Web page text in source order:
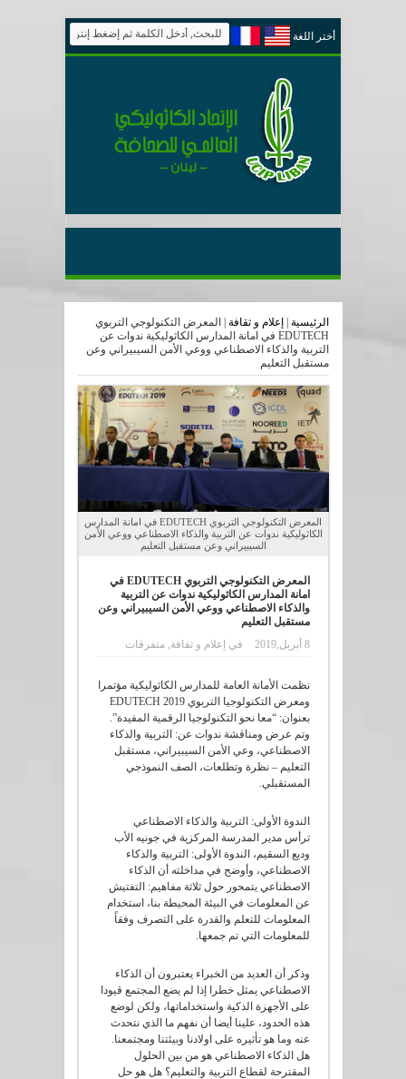
أختر اللغة
الرئيسية إعلام و ثقافة
المعرض التكنولوجي التربوي
EDUTECH في امانة المدارس الكاثوليكية ندوات عن
التربية والذكاء الاصطناعي ووعي الأمن السيبيراني وعن
مستقبل التعليم
المعرض التكنولوجي التربوي EDUTECH في امانة المدارس
الكاثوليكية ندوات عن التربية والذكاء الاصطناعي ووعي الأمن
السيبيراني وعن مستقبل التعليم
المعرض التكنولوجي التربوي EDUTECH في
امانة المدارس الكاثوليكية ندوات عن التربية
والذكاء الاصطناعي ووعي الأمن السيبيراني وعن
مستقبل التعليم
8 أبريل,2019
في إعلام و ثقافة ,متفرقات
نظمت الأمانة العامة للمدارس الكاثوليكية مؤتمرا
ومعرض التكنولوجيا التربوي EDUTECH 2019
بعنوان: “معا نحو التكنولوجيا الرقمية المفيدة”.
وتم عرض ومناقشة ندوات عن: التربية والذكاء
الاصطناعي، وعي الأمن السيبيراني، مستقبل
التعليم – نظرة وتطلعات، الصف النموذجي
المستقبلي.
الندوة الأولى: التربية والذكاء الاصطناعي
ترأس مدير المدرسة المركزية في جونيه الأب
وديع السقيم، الندوة الأولى: التربية والذكاء
الاصطناعي، وأوضح في مداخلته أن الذكاء
الاصطناعي يتمحور حول ثلاثة مفاهيم: التفتيش
عن المعلومات في البيئة المحيطة بنا، استخدام
المعلومات للتعلم والقدرة على التصرف وفقاً
للمعلومات التي تم جمعها.
وذكر أن العديد من الخبراء يعتبرون أن الذكاء
الاصطناعي يمثل خطرا إذا لم يضع المجتمع قيودا
على الأجهزة الذكية واستخداماتها، ولكن لوضع
هذه الحدود، علينا أيضا أن نفهم ما الذي نتحدث
عنه وما هو تأثيره على اولادنا وبيئتنا ومجتمعنا.
هل الذكاء الاصطناعي هو من بين الحلول
المقترحة لقطاع التربية والتعليم؟ هل هو حل